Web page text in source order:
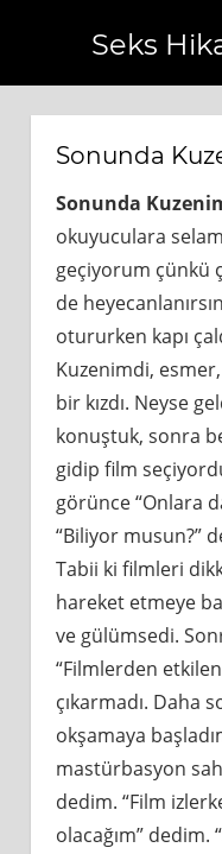
Seks
Sonunda
Sonunda
okuyuculara
geçiyorum çünkü
de
otururken kapı
Kuzenimdi,
bir kızdı. Neyse
konuştuk, sonra
gidip film
görünce “Onlara
“Biliyor musun?”
Tabii ki filmleri
hareket etmeye
ve gülümsedi.
“Filmlerden
çıkarmadı. Daha
okşamaya
mastürbasyon
dedim. “Film
olacağım” dedim.